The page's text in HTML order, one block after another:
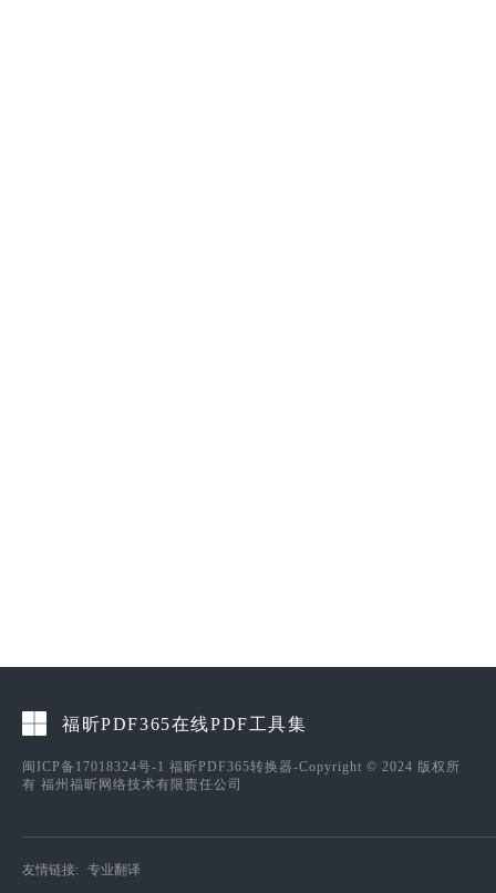
福昕PDF365在线PDF工具集
闽ICP备17018324号-1 福昕PDF365转换器-Copyright © 2024 版权所
有 福州福昕网络技术有限责任公司
友情链接: 专业翻译